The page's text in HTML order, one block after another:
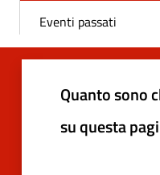
Eventi passati
Quanto sono
su questa